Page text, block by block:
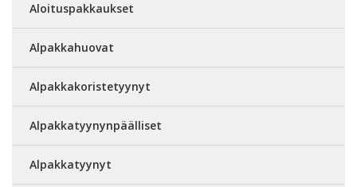
Aloituspakkaukset
Alpakkahuovat
Alpakkakoristetyynyt
Alpakkatyynynpäälliset
Alpakkatyynyt